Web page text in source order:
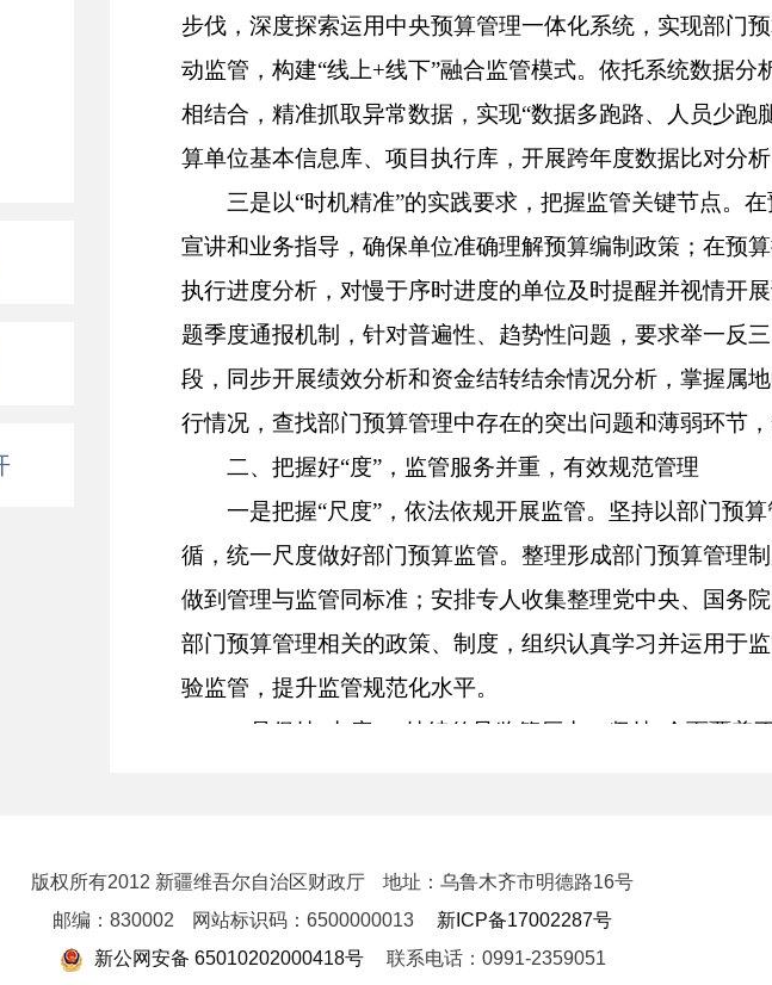
步伐，深度探索运用中央预算管理一体化系统，实现部门
动监管，构建“线上+线下”融合监管模式。依托系统数据分
相结合，精准抓取异常数据，实现“数据多跑路、人员少跑
算单位基本信息库、项目执行库，开展跨年度数据比对分析
三是以“时机精准”的实践要求，把握监管关键节点。
宣讲和业务指导，确保单位准确理解预算编制政策；在预
执行进度分析，对慢于序时进度的单位及时提醒并视情开
题季度通报机制，针对普遍性、趋势性问题，要求举一反
段，同步开展绩效分析和资金结转结余情况分析，掌握属
行情况，查找部门预算管理中存在的突出问题和薄弱环节，
二、把握好“度”，监管服务并重，有效规范管理
一是把握“尺度”，依法依规开展监管。坚持以部门预
循，统一尺度做好部门预算监管。整理形成部门预算管理
做到管理与监管同标准；安排专人收集整理党中央、国务
部门预算管理相关的政策、制度，组织认真学习并运用于
验监管，提升监管规范化水平。
二是保持
“力度”，持续传导监管压力。坚持“全面覆盖
抄送主管部门、压实二级预算单位管理责任等方式，多措
力度传导到位，震慑效应有效发挥。
版权所有2012 新疆维吾尔自治区财政厅
地址：乌鲁木齐市明德路16号
邮编：830002
网站标识码：6500000013
新ICP备17002287号
新公网安备 65010202000418号
联系电话：0991-2359051